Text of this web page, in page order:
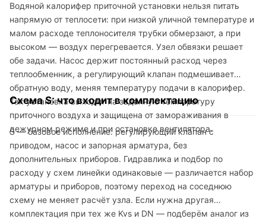
Водяной калорифер приточной установки нельзя питать
напрямую от теплосети: при низкой уличной температуре и
малом расходе теплоносителя трубки обмерзают, а при
высоком — воздух перегревается. Узел обвязки решает
обе задачи. Насос держит постоянный расход через
теплообменник, а регулирующий клапан подмешивает
обратную воду, меняя температуру подачи в калорифер.
Так установка выходит на заданную температуру
приточного воздуха и защищена от замораживания в
дежурном режиме и при остановке вентилятора.
Схема S: что входит в комплектацию
S — базовое исполнение: регулирующий клапан с
приводом, насос и запорная арматура, без
дополнительных приборов. Гидравлика и подбор по
расходу у схем линейки одинаковые — различается набор
арматуры и приборов, поэтому переход на соседнюю
схему не меняет расчёт узла. Если нужна другая
комплектация при тех же Kvs и DN — подберём аналог из